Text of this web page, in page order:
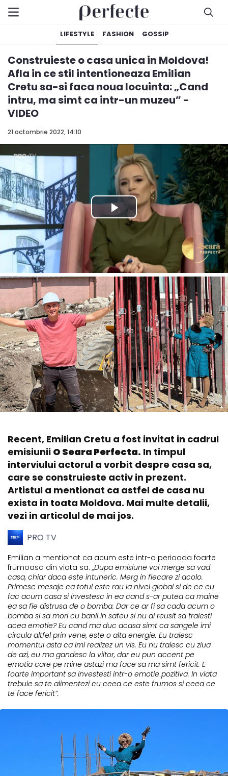
LIFESTYLE FASHION GOSSIP
21 octombrie 2022, 14:10
Construieste o casa unica in Moldova!
Afla in ce stil intentioneaza Emilian
Cretu sa-si faca noua locuinta: „Cand
intru, ma simt ca intr-un muzeu” -
VIDEO
Recent, Emilian Cretu a fost invitat in cadrul
emisiunii O Seara Perfecta. In timpul
interviului actorul a vorbit despre casa sa,
care se construieste activ in prezent.
Artistul a mentionat ca astfel de casa nu
exista in toata Moldova. Mai multe detalii,
vezi in articolul de mai jos.
PRO TV
Emilian a mentionat ca acum este intr-o perioada foarte
frumoasa din viata sa.„Dupa emisiune voi merge sa vad
casa, chiar daca este intuneric. Merg in fiecare zi acolo.
Primesc mesaje ca totul este rau la nivel global si de ce eu
fac acum casa si investesc in ea cand s-ar putea ca maine
ea sa fie distrusa de o bomba. Dar ce ar fi sa cada acum o
bomba si sa mori cu banii in safeu si nu ai reusit sa traiesti
acea emotie? Eu cand ma duc acasa simt ca sangele imi
circula altfel prin vene, este o alta energie. Eu traiesc
momentul asta ca imi realizez un vis. Eu nu traiesc cu ziua
de azi, eu ma gandesc la viitor, dar eu pun accent pe
emotia care pe mine astazi ma face sa ma simt fericit. E
foarte important sa investesti intr-o emotie pozitiva. In viata
trebuie sa te alimentezi cu ceea ce este frumos si ceea ce
te face fericit”.